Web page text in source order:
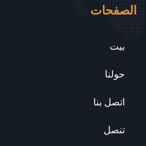
الصفحات
بيت
حولنا
اتصل بنا
تنصل